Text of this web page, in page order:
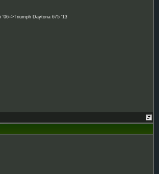
'06=>Triumph Daytona 675 '13